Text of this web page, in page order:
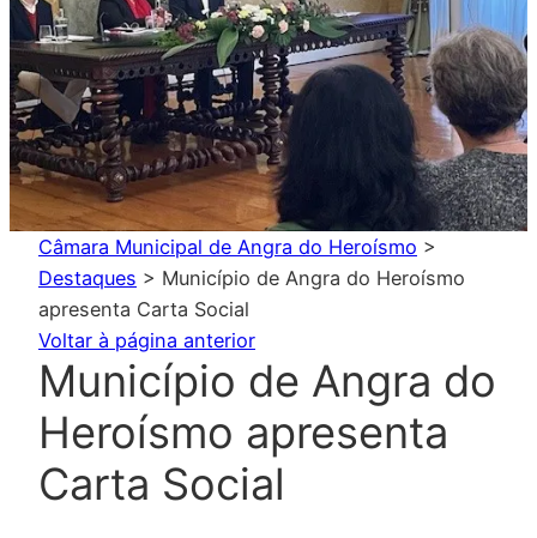
Câmara Municipal de Angra do Heroísmo >
Destaques > Município de Angra do Heroísmo
apresenta Carta Social
Voltar à página anterior
Município de Angra do
Heroísmo apresenta
Carta Social